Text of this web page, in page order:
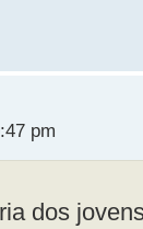
pm
dos